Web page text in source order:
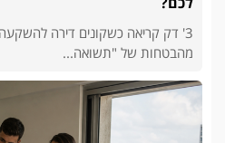
3' דק קריאה כשקונים דירה
מהבטחות של "תשואה...